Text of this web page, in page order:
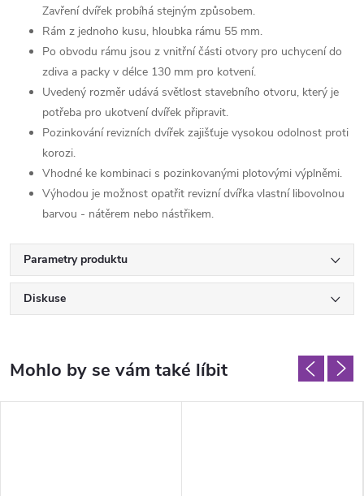
Zavření dvířek probíhá stejným způsobem.
Rám z jednoho kusu, hloubka rámu 55 mm.
Po obvodu rámu jsou z vnitřní části otvory pro uchycení do
zdiva a packy v délce 130 mm pro kotvení.
Uvedený rozměr udává světlost stavebního otvoru, který je
potřeba pro ukotvení dvířek připravit.
Pozinkování revizních dvířek zajišťuje vysokou odolnost proti
korozi.
Vhodné ke kombinaci s pozinkovanými plotovými výplněmi.
Výhodou je možnost opatřit revizní dvířka vlastní libovolnou
barvou - nátěrem nebo nástřikem.
Parametry produktu
Diskuse